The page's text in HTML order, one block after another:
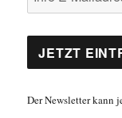
Der Newsletter kann